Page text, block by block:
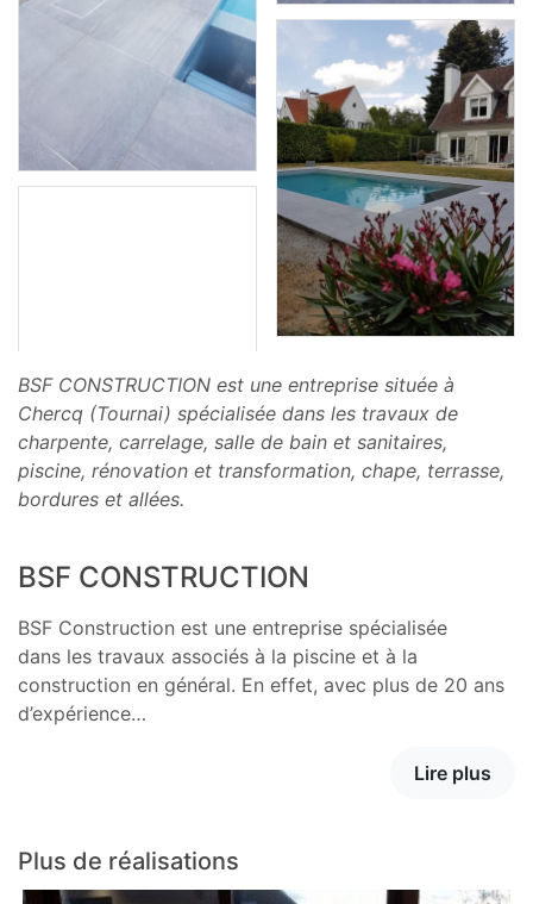
BSF CONSTRUCTION est une entreprise située à
Chercq (Tournai) spécialisée dans les travaux de
charpente, carrelage, salle de bain et sanitaires,
piscine, rénovation et transformation, chape, terrasse,
bordures et allées.
BSF CONSTRUCTION
BSF Construction est une entreprise spécialisée
dans les travaux associés à la piscine et à la
construction en général. En effet, avec plus de 20 ans
d’expérience…
Lire plus
Plus de réalisations